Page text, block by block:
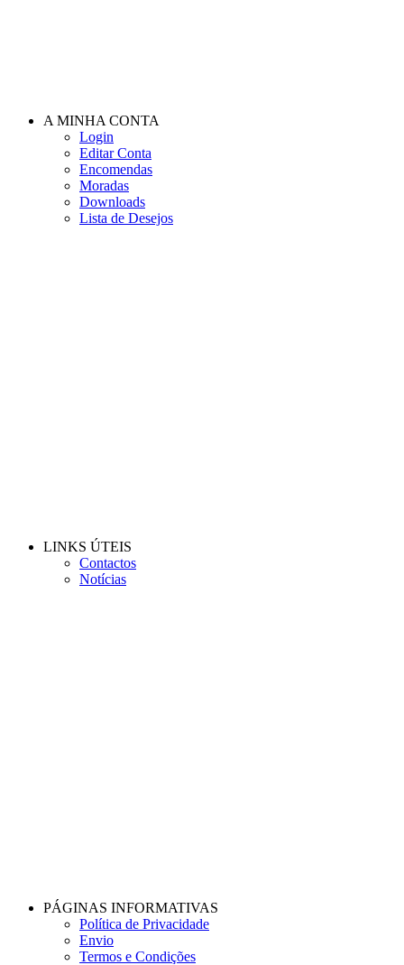
A MINHA CONTA
Login
Editar Conta
Encomendas
Moradas
Downloads
Lista de Desejos
LINKS ÚTEIS
Contactos
Notícias
PÁGINAS INFORMATIVAS
Política de Privacidade
Envio
Termos e Condições